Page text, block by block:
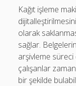
Kağıt işleme
olarak
sağlar.
arşivleme
çalışanlar
bir şekilde